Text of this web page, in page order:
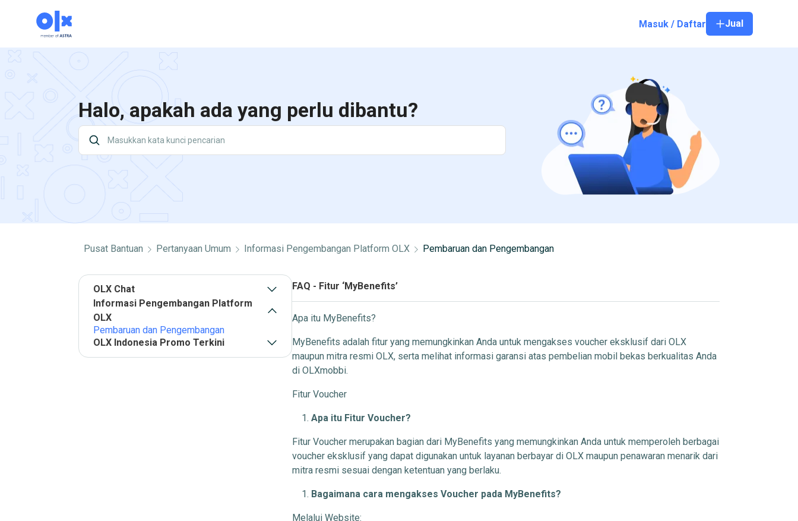
Masuk / Daftar Jual
Halo, apakah ada yang perlu dibantu?
Pusat Bantuan Pertanyaan Umum Informasi Pengembangan Platform OLX Pembaruan dan Pengembangan
OLX Chat
Informasi Pengembangan Platform
OLX
Pembaruan dan Pengembangan
OLX Indonesia Promo Terkini
FAQ - Fitur ‘MyBenefits’
Apa itu MyBenefits?
MyBenefits adalah fitur yang memungkinkan Anda untuk mengakses voucher eksklusif dari OLX
maupun mitra resmi OLX, serta melihat informasi garansi atas pembelian mobil bekas berkualitas Anda
di OLXmobbi.
Fitur Voucher
Apa itu Fitur Voucher?
Fitur Voucher merupakan bagian dari MyBenefits yang memungkinkan Anda untuk memperoleh berbagai
voucher eksklusif yang dapat digunakan untuk layanan berbayar di OLX maupun penawaran menarik dari
mitra resmi sesuai dengan ketentuan yang berlaku.
Bagaimana cara mengakses Voucher pada MyBenefits?
Melalui Website: